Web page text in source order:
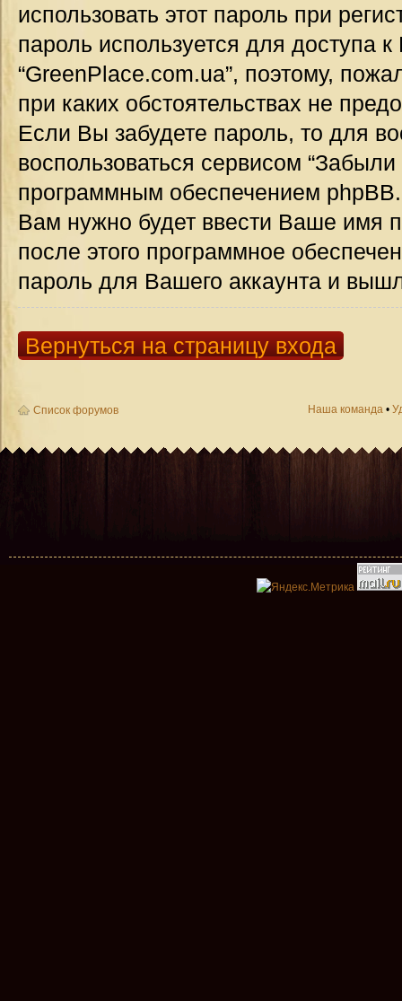
использовать этот пароль при
пароль используется для доступа
“GreenPlace.com.ua”, поэтому,
при каких обстоятельствах не
Если Вы забудете пароль, то для
воспользоваться сервисом
программным обеспечением
Вам нужно будет ввести Ваше имя
после этого программное
пароль для Вашего аккаунта и
Вернуться на страницу входа
Список форумов Наша команда •